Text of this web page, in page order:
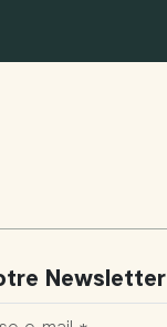
Newsletter